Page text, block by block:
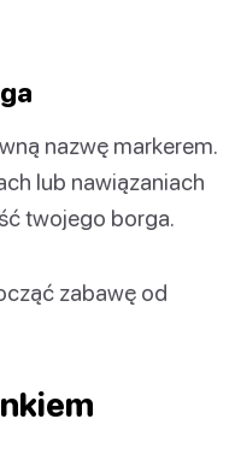
nazwę markerem.
lub nawiązaniach
twojego borga.
zabawę od